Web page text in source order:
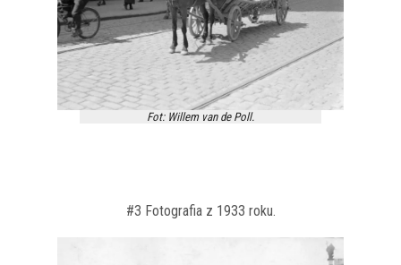
Fot: Willem van de Poll.
#3 Fotografia z 1933 roku.